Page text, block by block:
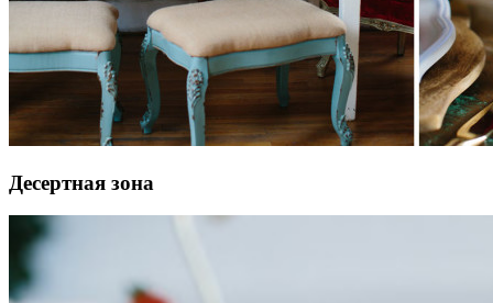
Десертная зона